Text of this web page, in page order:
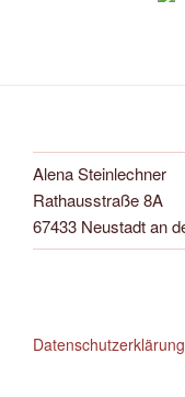
Alena Steinlechner
Rathausstraße 8A
67433 Neustadt an
Datenschutzerklärung